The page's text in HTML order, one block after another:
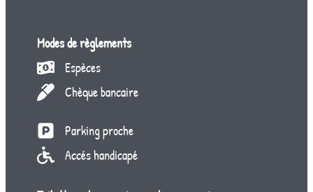
Modes de règlements
Espèces
Chèque bancaire
Parking proche
Accés handicapé